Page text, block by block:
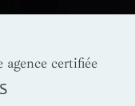
agence certifiée